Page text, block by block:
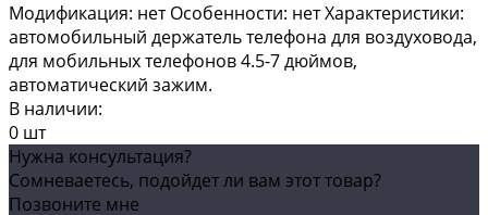
Модификация: нет Особенности: нет Характеристики:
автомобильный держатель телефона для воздуховода,
для мобильных телефонов 4.5-7 дюймов,
автоматический зажим.
В наличии:
0 шт
Нужна консультация?
Сомневаетесь, подойдет ли вам этот товар?
Позвоните мне